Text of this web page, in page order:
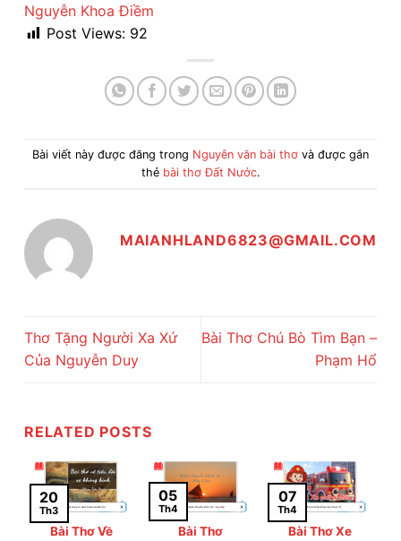
Nguyễn Khoa Điềm
Post Views: 92
Bài viết này được đăng trong Nguyên văn bài thơ và được gắn
thẻ bài thơ Đất Nước.
MAIANHLAND6823@GMAIL.COM
Thơ Tặng Người Xa Xứ
Của Nguyễn Duy
Bài Thơ Chú Bò Tìm Bạn –
Phạm Hổ
RELATED POSTS
Bài Thơ Về
20
Th3
Bài Thơ
05
Th4
Bài Thơ Xe
07
Th4